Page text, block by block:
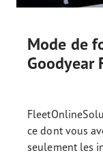
Mode de
Goodyear
ce dont vous
seulement les